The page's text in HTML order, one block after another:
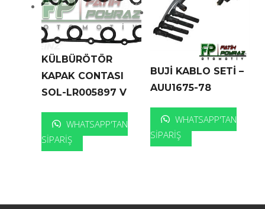
KÜLBÜRÖTÖR
KAPAK CONTASI
SOL-LR005897 V
WHATSAPP'TAN
SIPARIŞ
BUJİ KABLO SETİ –
AUU1675-78
WHATSAPP'TAN
SIPARIŞ